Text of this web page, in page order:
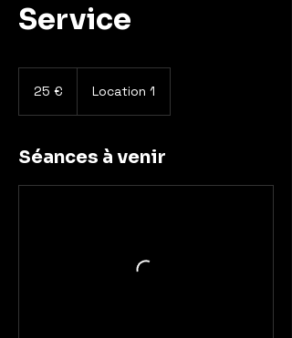
Service
25 € Location 1
Séances à venir